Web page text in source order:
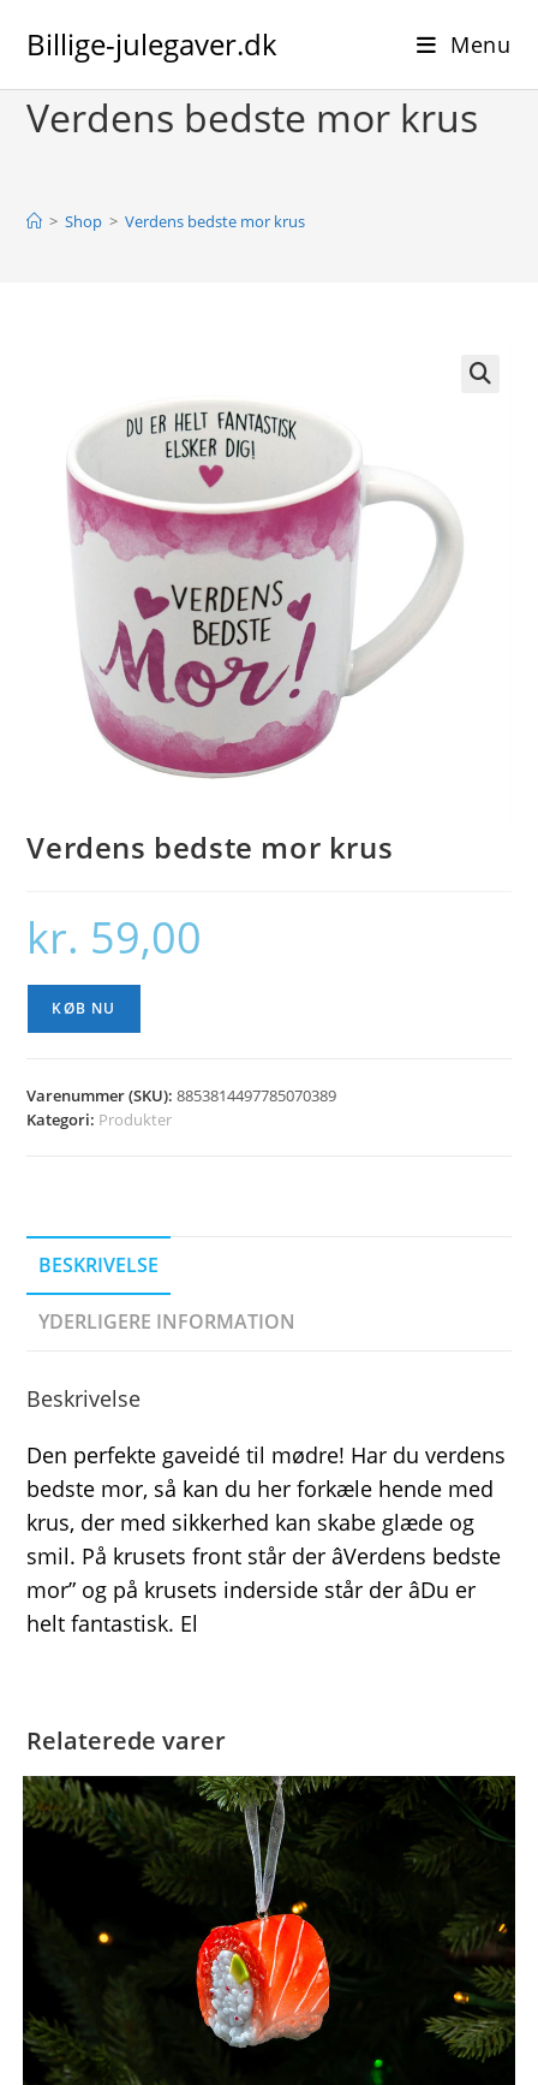
Billige-julegaver.dk Menu
Verdens bedste mor krus
> Shop > Verdens bedste mor krus
Verdens bedste mor krus
kr. 59,00
KØB NU
Varenummer (SKU):8853814497785070389
Kategori: Produkter
BESKRIVELSE
YDERLIGERE INFORMATION
Beskrivelse
Den perfekte gaveidé til mødre! Har du verdens
bedste mor, så kan du her forkæle hende med
krus, der med sikkerhed kan skabe glæde og
smil. På krusets front står der âVerdens bedste
mor” og på krusets inderside står der âDu er
helt fantastisk. El
Relaterede varer